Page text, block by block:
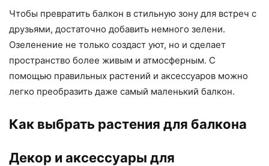
Чтобы превратить балкон в стильную зону для встреч с
друзьями, достаточно добавить немного зелени.
Озеленение не только создаст уют, но и сделает
пространство более живым и атмосферным. С
помощью правильных растений и аксессуаров можно
легко преобразить даже самый маленький балкон.
Как выбрать растения для балкона
Декор и аксессуары для